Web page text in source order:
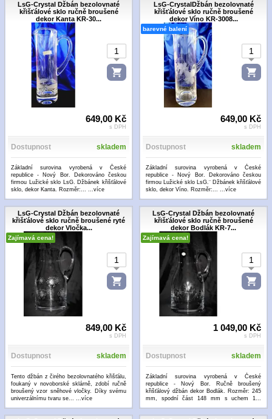
LsG-Crystal Džbán bezolovnaté
křišťálové sklo ručně broušené
dekor Kanta KR-30...
649,00 Kč
s DPH
Dostupnost skladem
Základní surovina vyrobená v České
republice - Nový Bor. Dekorováno českou
firmou Lužické sklo LsG. Džbánek křišťálové
sklo, dekor Kanta. Rozměr:... ...více
LsG-CrystalDžbán bezolovnaté
křišťálové sklo ručně broušené
dekor Víno KR-3008...
barevné balení
649,00 Kč
s DPH
Dostupnost skladem
Základní surovina vyrobená v České
republice - Nový Bor. Dekorováno českou
firmou Lužické sklo LsG.¨ Džbánek křišťálové
sklo, dekor Víno. Rozměr:... ...více
LsG-Crystal Džbán bezolovnaté
křišťálové sklo ručně broušené ryté
dekor Vločka...
Zajímavá cena!
849,00 Kč
s DPH
Dostupnost skladem
Tento džbán z čirého bezolovnatého křišťálu,
foukaný v novoborské sklárně, zdobí ručně
broušený vzor sněhové vločky. Díky svému
univerzálnímu tvaru se... ...více
LsG-Crystal Džbán bezolovnaté
křišťálové sklo ručně broušené
dekor Bodlák KR-7...
Zajímavá cena!
1 049,00 Kč
s DPH
Dostupnost skladem
Základní surovina vyrobená v České
republice - Nový Bor. Ručně broušený
křišťálový džbán dekor Bodlák. Rozměr: 245
mm, spodní část 148 mm s uchem 1...